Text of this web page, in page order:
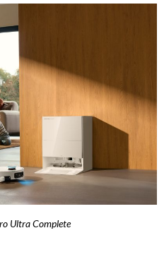
Ultra Complete